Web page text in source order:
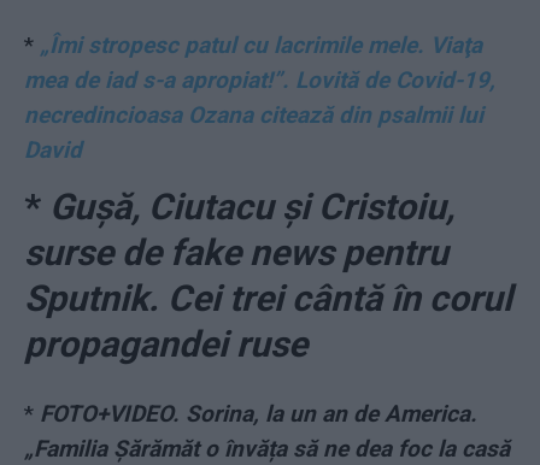
* „Îmi stropesc patul cu lacrimile mele. Viaţa
mea de iad s-a apropiat!”. Lovită de Covid-19,
necredincioasa Ozana citează din psalmii lui
David
* Gușă, Ciutacu și Cristoiu,
surse de fake news pentru
Sputnik. Cei trei cântă în corul
propagandei ruse
* FOTO+VIDEO. Sorina, la un an de America.
„Familia Șărămăt o învăța să ne dea foc la casă